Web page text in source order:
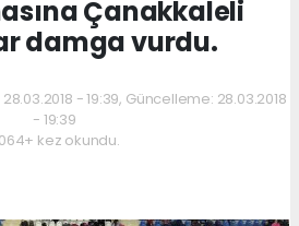
Çanakkaleli
damga vurdu.
- 19:39, Güncelleme: 28.03.2018
- 19:39
kez okundu.